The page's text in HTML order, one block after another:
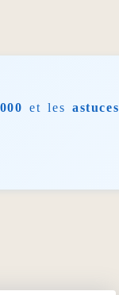
et lesastuces